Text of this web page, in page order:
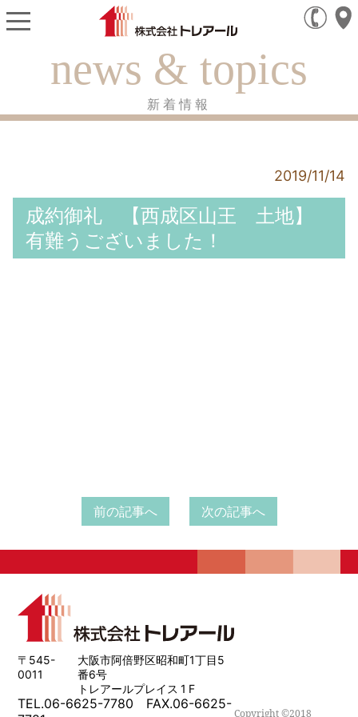
news & topics
新着情報
2019/11/14
成約御礼 【西成区山王 土地】
有難うございました！
前の記事へ 次の記事へ
〒545-
0011
大阪市阿倍野区昭和町1丁目5
番6号
トレアールプレイス 1 F
TEL.06-6625-7780 FAX.06-6625-
Copyright ©2018